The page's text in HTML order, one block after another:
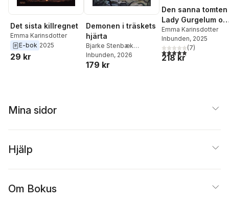
Det sista killregnet
Emma Karinsdotter
E-bok 2025
29 kr
Demonen i träskets
hjärta
Bjarke Stenbæk
Kristensen
Inbunden, 2026
179 kr
Den sanna tomten
Lady Gurgelum
jag
Emma Karinsdotter
Inbunden, 2025
4,9utav 5 stjärnor.
(7)
218 kr
Mina sidor
Hjälp
Om Bokus